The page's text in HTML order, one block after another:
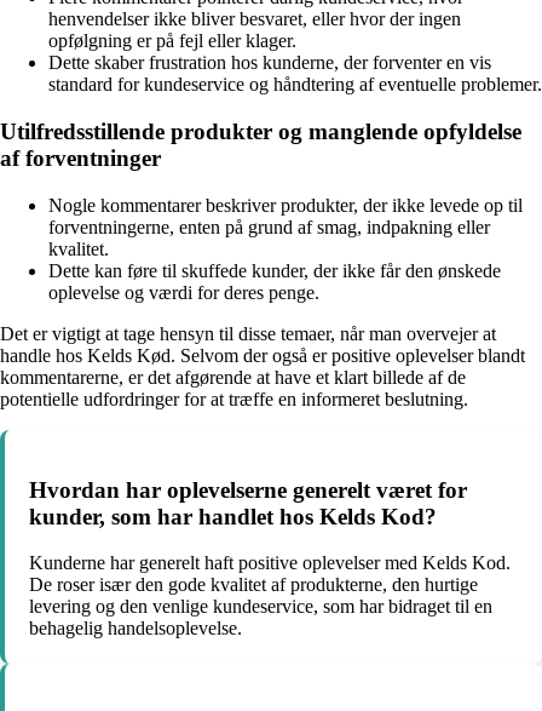
henvendelser ikke bliver besvaret, eller hvor der ingen
opfølgning er på fejl eller klager.
Dette skaber frustration hos kunderne, der forventer en vis
standard for kundeservice og håndtering af eventuelle problemer.
Utilfredsstillende produkter og manglende opfyldelse
af forventninger
Nogle kommentarer beskriver produkter, der ikke levede op til
forventningerne, enten på grund af smag, indpakning eller
kvalitet.
Dette kan føre til skuffede kunder, der ikke får den ønskede
oplevelse og værdi for deres penge.
Det er vigtigt at tage hensyn til disse temaer, når man overvejer at
handle hos Kelds Kød. Selvom der også er positive oplevelser blandt
kommentarerne, er det afgørende at have et klart billede af de
potentielle udfordringer for at træffe en informeret beslutning.
Hvordan har oplevelserne generelt været for
kunder, som har handlet hos Kelds Kod?
Kunderne har generelt haft positive oplevelser med Kelds Kod.
De roser især den gode kvalitet af produkterne, den hurtige
levering og den venlige kundeservice, som har bidraget til en
behagelig handelsoplevelse.